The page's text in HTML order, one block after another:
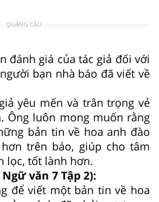
QUẢNG CÁO
đánh giá của tác giả đối với
bạn nhà báo đã viết về
yêu mến và trân trọng vẻ
Ông luôn mong muốn rằng
bản tin về hoa anh đào
trên báo, giúp cho tâm
lọc, tốt lành hơn.
văn 7 Tập 2):
để viết một bản tin về hoa